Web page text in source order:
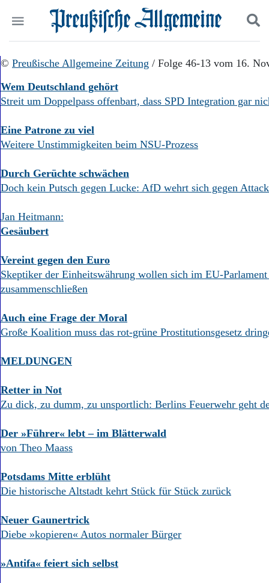
Wer wir sind
Aktuelle Ausgabe
Abonnenten-Login
Archiv
Mediadaten
Politik
Wirtschaft
Panorama
Geschichte
Pommern
Berlin-Brandenburg
Schlesien
Suchen und finden
© Preußische Allgemeine Zeitung / Folge 46-13 vom 16.
Wem Deutschland gehört
Streit um Doppelpass offenbart, dass SPD Integration gar
Eine Patrone zu viel
Weitere Unstimmigkeiten beim NSU-Prozess
Durch Gerüchte schwächen
Doch kein Putsch gegen Lucke: AfD wehrt sich gegen
Jan Heitmann:
Gesäubert
Vereint gegen den Euro
Skeptiker der Einheitswährung wollen sich im EU-
zusammenschließen
Auch eine Frage der Moral
Große Koalition muss das rot-grüne Prostitutionsgesetz
MELDUNGEN
Retter in Not
Zu dick, zu dumm, zu unsportlich: Berlins Feuerwehr geht
Der »Führer« lebt – im Blätterwald
von Theo Maass
Potsdams Mitte erblüht
Die historische Altstadt kehrt Stück für Stück zurück
Neuer Gaunertrick
Diebe »kopieren« Autos normaler Bürger
»Antifa« feiert sich selbst